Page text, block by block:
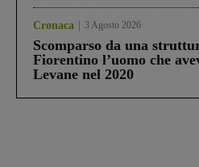
Cronaca 3 Agosto 2026
Scomparso da una
Fiorentino l’uomo che
Levane nel 2020